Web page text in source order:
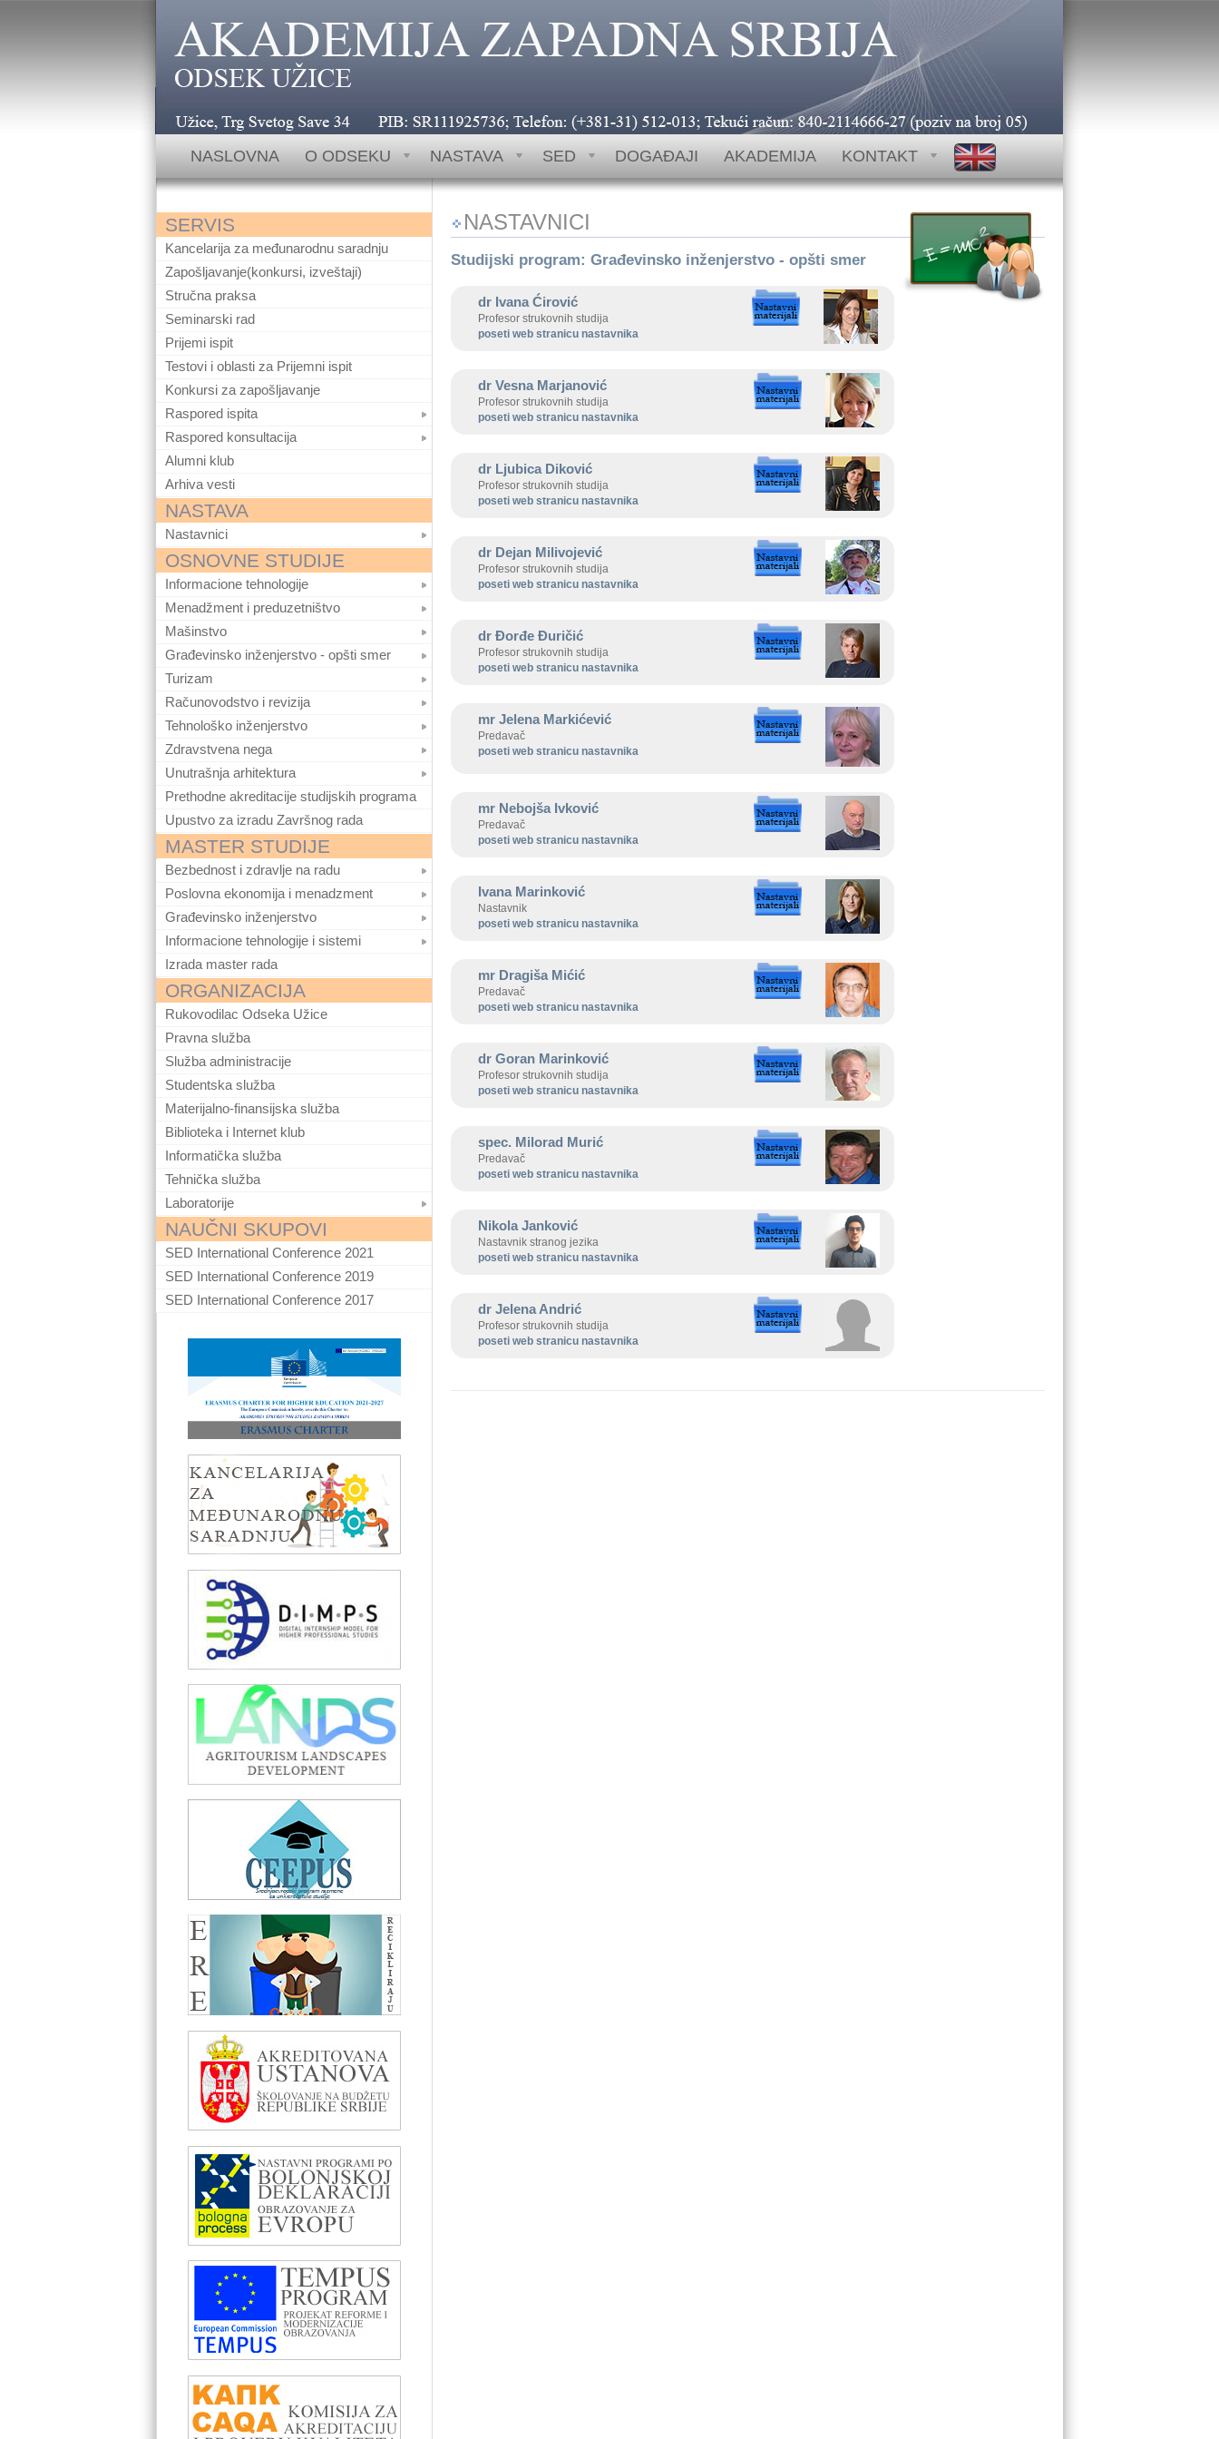
NASLOVNA O ODSEKU NASTAVA SED DOGAĐAJI AKADEMIJA KONTAKT
SERVIS
Kancelarija za međunarodnu saradnju
Zapošljavanje(konkursi, izveštaji)
Stručna praksa
Seminarski rad
Prijemi ispit
Testovi i oblasti za Prijemni ispit
Konkursi za zapošljavanje
Raspored ispita
Raspored konsultacija
Alumni klub
Arhiva vesti
NASTAVA
Nastavnici
OSNOVNE STUDIJE
Informacione tehnologije
Menadžment i preduzetništvo
Mašinstvo
Građevinsko inženjerstvo - opšti smer
Turizam
Računovodstvo i revizija
Tehnološko inženjerstvo
Zdravstvena nega
Unutrašnja arhitektura
Prethodne akreditacije studijskih programa
Upustvo za izradu Završnog rada
MASTER STUDIJE
Bezbednost i zdravlje na radu
Poslovna ekonomija i menadzment
Građevinsko inženjerstvo
Informacione tehnologije i sistemi
Izrada master rada
ORGANIZACIJA
Rukovodilac Odseka Užice
Pravna služba
Služba administracije
Studentska služba
Materijalno-finansijska služba
Biblioteka i Internet klub
Informatička služba
Tehnička služba
Laboratorije
NAUČNI SKUPOVI
SED International Conference 2021
SED International Conference 2019
SED International Conference 2017
NASTAVNICI
Studijski program: Građevinsko inženjerstvo - opšti smer
dr Ivana Ćirović
Profesor strukovnih studija
poseti web stranicu nastavnika
dr Vesna Marjanović
Profesor strukovnih studija
poseti web stranicu nastavnika
dr Ljubica Diković
Profesor strukovnih studija
poseti web stranicu nastavnika
dr Dejan Milivojević
Profesor strukovnih studija
poseti web stranicu nastavnika
dr Đorđe Đuričić
Profesor strukovnih studija
poseti web stranicu nastavnika
mr Jelena Markićević
Predavač
poseti web stranicu nastavnika
mr Nebojša Ivković
Predavač
poseti web stranicu nastavnika
Ivana Marinković
Nastavnik
poseti web stranicu nastavnika
mr Dragiša Mićić
Predavač
poseti web stranicu nastavnika
dr Goran Marinković
Profesor strukovnih studija
poseti web stranicu nastavnika
spec. Milorad Murić
Predavač
poseti web stranicu nastavnika
Nikola Janković
Nastavnik stranog jezika
poseti web stranicu nastavnika
dr Jelena Andrić
Profesor strukovnih studija
poseti web stranicu nastavnika